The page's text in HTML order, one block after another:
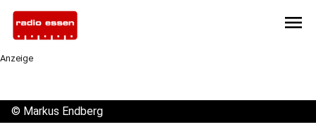
menu
Anzeige
© Markus Endberg